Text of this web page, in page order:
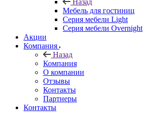
Назад
Мебель для гостиниц
Серия мебели Light
Серия мебели Overnight
Акции
Компания
Назад
Компания
О компании
Отзывы
Контакты
Партнеры
Контакты